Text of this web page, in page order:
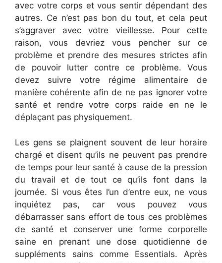
avec votre corps et vous sentir dépendant des
autres. Ce n’est pas bon du tout, et cela peut
s’aggraver avec votre vieillesse. Pour cette
raison, vous devriez vous pencher sur ce
problème et prendre des mesures strictes afin
de pouvoir lutter contre ce problème. Vous
devez suivre votre régime alimentaire de
manière cohérente afin de ne pas ignorer votre
santé et rendre votre corps raide en ne le
déplaçant pas physiquement.
Les gens se plaignent souvent de leur horaire
chargé et disent qu’ils ne peuvent pas prendre
de temps pour leur santé à cause de la pression
du travail et de tout ce qu’ils font dans la
journée. Si vous êtes l’un d’entre eux, ne vous
inquiétez pas, car vous pouvez vous
débarrasser sans effort de tous ces problèmes
de santé et conserver une forme corporelle
saine en prenant une dose quotidienne de
suppléments sains comme Essentials. Après